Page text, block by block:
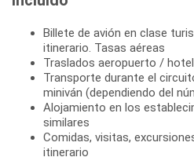
Billete de avión en clase
itinerario. Tasas aéreas
Traslados aeropuerto /
Transporte durante el
miniván (dependiendo del
Alojamiento en los
similares
Comidas, visitas,
itinerario